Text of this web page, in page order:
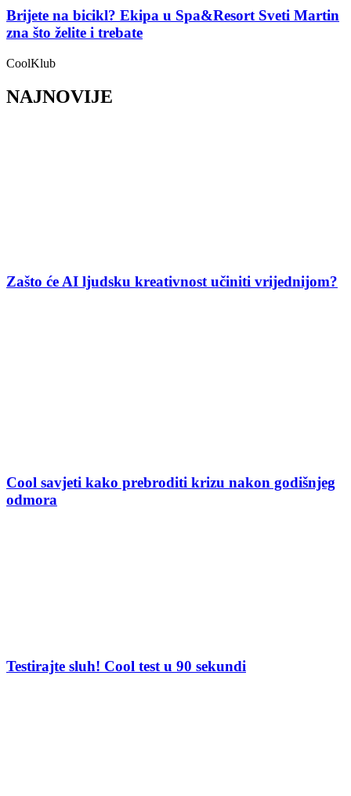
Brijete na bicikl? Ekipa u Spa&Resort Sveti Martin
zna što želite i trebate
CoolKlub
NAJNOVIJE
Zašto će AI ljudsku kreativnost učiniti vrijednijom?
Cool savjeti kako prebroditi krizu nakon godišnjeg
odmora
Testirajte sluh! Cool test u 90 sekundi